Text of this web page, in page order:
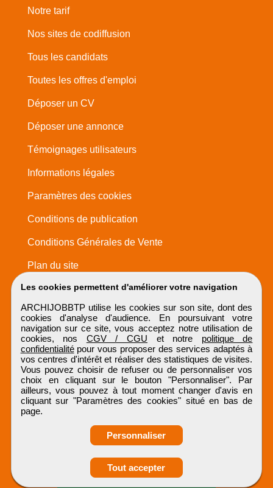
Obtenir ses
coordonnées
Les cookies permettent d'améliorer votre navigation
ARCHIJOBBTP utilise les cookies sur son site, dont des
cookies d'analyse d'audience. En poursuivant votre
navigation sur ce site, vous acceptez notre utilisation de
cookies, nos CGV / CGU et notre politique de
confidentialitépour vous proposer des services adaptés à
vos centres d'intérêt et réaliser des statistiques de visites.
Vous pouvez choisir de refuser ou de personnaliser vos
choix en cliquant sur le bouton "Personnaliser". Par
ailleurs, vous pouvez à tout moment changer d'avis en
cliquant sur "Paramètres des cookies" situé en bas de
page.
Personnaliser
Tout accepter
Notre tarif
Nos sites de codiffusion
Tous les candidats
Toutes les offres d'emploi
Déposer un CV
Déposer une annonce
Témoignages utilisateurs
Informations légales
Paramètres des cookies
Conditions de publication
Conditions Générales de Vente
Plan du site
ARCHIJOBBTP